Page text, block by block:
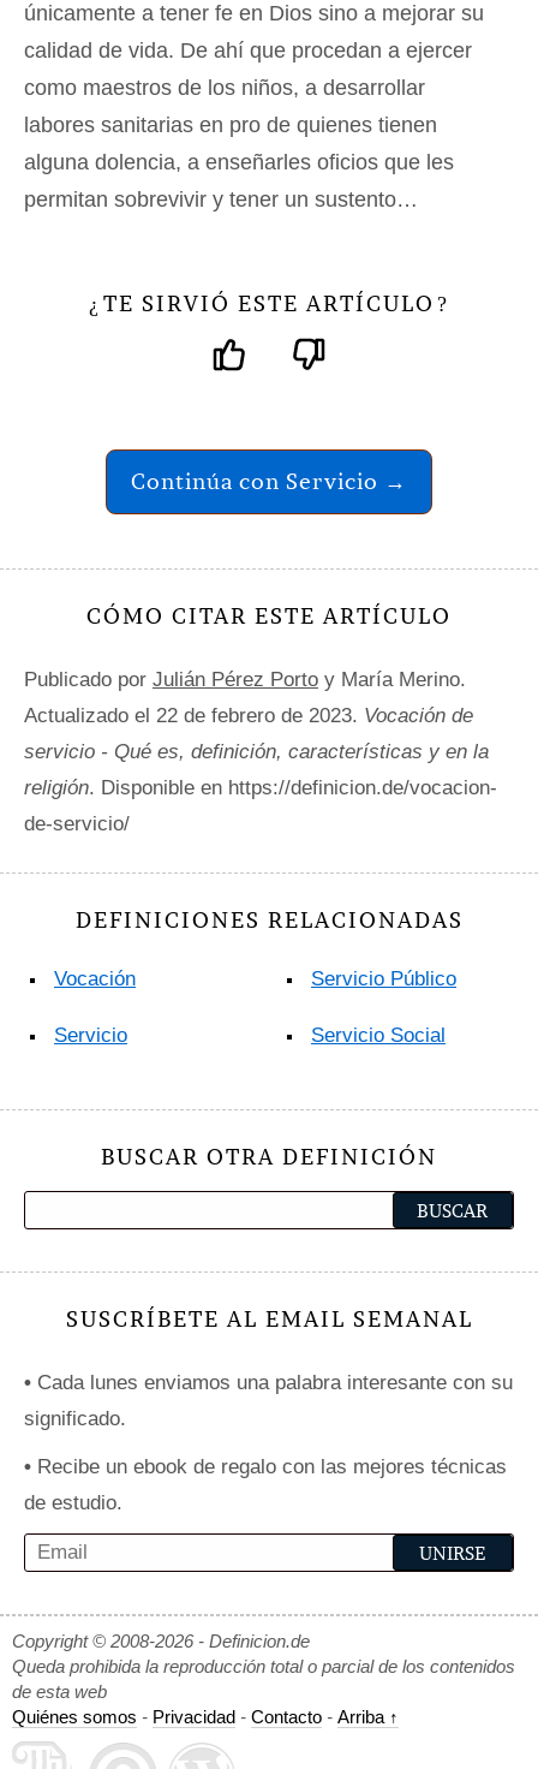
únicamente a tener fe en Dios sino a mejorar su
calidad de vida. De ahí que procedan a ejercer
como maestros de los niños, a desarrollar
labores sanitarias en pro de quienes tienen
alguna dolencia, a enseñarles oficios que les
permitan sobrevivir y tener un sustento…
¿ TE SIRVIÓ ESTE ARTÍCULO ?
Continúa con Servicio →
CÓMO CITAR ESTE ARTÍCULO
Publicado por Julián Pérez Porto y María Merino.
Actualizado el 22 de febrero de 2023. Vocación de
servicio - Qué es, definición, características y en la
religión. Disponible en https://definicion.de/vocacion-
de-servicio/
DEFINICIONES RELACIONADAS
Vocación
Servicio
Servicio Público
Servicio Social
BUSCAR OTRA DEFINICIÓN
SUSCRÍBETE AL EMAIL SEMANAL
• Cada lunes enviamos una palabra interesante con su
significado.
• Recibe un ebook de regalo con las mejores técnicas
de estudio.
Copyright © 2008-2026 - Definicion.de
Queda prohibida la reproducción total o parcial de los contenidos
de esta web
Quiénes somos - Privacidad - Contacto - Arriba ↑